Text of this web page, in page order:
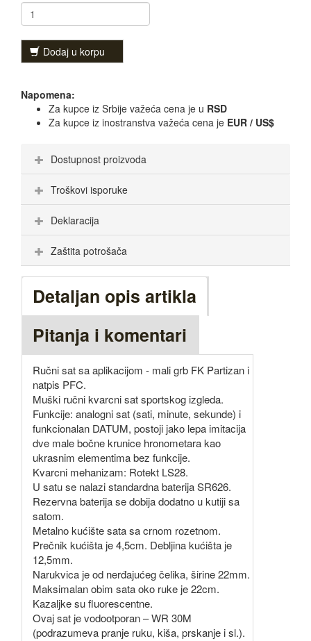
Dodaj u korpu
Napomena:
Za kupce iz Srbije važeća cena je u RSD
Za kupce iz inostranstva važeća cena je EUR / US$
Dostupnost proizvoda
Troškovi isporuke
Deklaracija
Zaštita potrošača
Detaljan opis artikla
Pitanja i komentari
Ručni sat sa aplikacijom - mali grb FK Partizan i
natpis PFC.
Muški ručni kvarcni sat sportskog izgleda.
Funkcije: analogni sat (sati, minute, sekunde) i
funkcionalan DATUM, postoji jako lepa imitacija
dve male bočne krunice hronometara kao
ukrasnim elementima bez funkcije.
Kvarcni mehanizam: Rotekt LS28.
U satu se nalazi standardna baterija SR626.
Rezervna baterija se dobija dodatno u kutiji sa
satom.
Metalno kućište sata sa crnom rozetnom.
Prečnik kućišta je 4,5cm. Debljina kućišta je
12,5mm.
Narukvica je od nerđajućeg čelika, širine 22mm.
Maksimalan obim sata oko ruke je 22cm.
Kazaljke su fluorescentne.
Ovaj sat je vodootporan – WR 30M
(podrazumeva pranje ruku, kiša, prskanje i sl.).